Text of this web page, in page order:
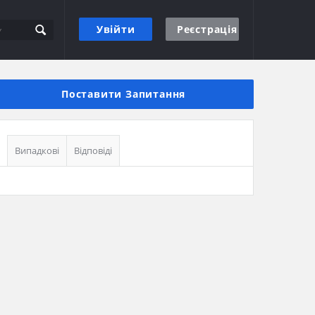
Увійти Реєстрація
Поставити Запитання
Випадкові Відповіді